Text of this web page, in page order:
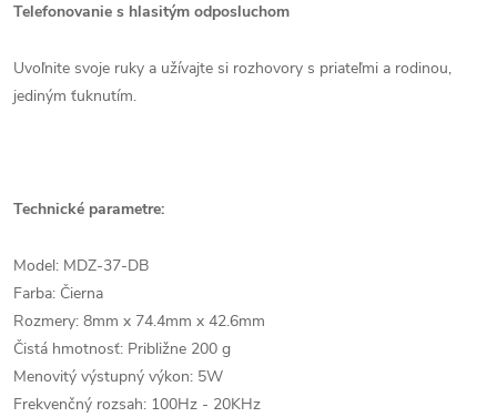
Telefonovanie s hlasitým odposluchom
Uvoľnite svoje ruky a užívajte si rozhovory s priateľmi a rodinou,
jediným ťuknutím.
Technické parametre:
Model: MDZ-37-DB
Farba: Čierna
Rozmery: 8mm x 74.4mm x 42.6mm
Čistá hmotnosť: Približne 200 g
Menovitý výstupný výkon: 5W
Frekvenčný rozsah: 100Hz - 20KHz